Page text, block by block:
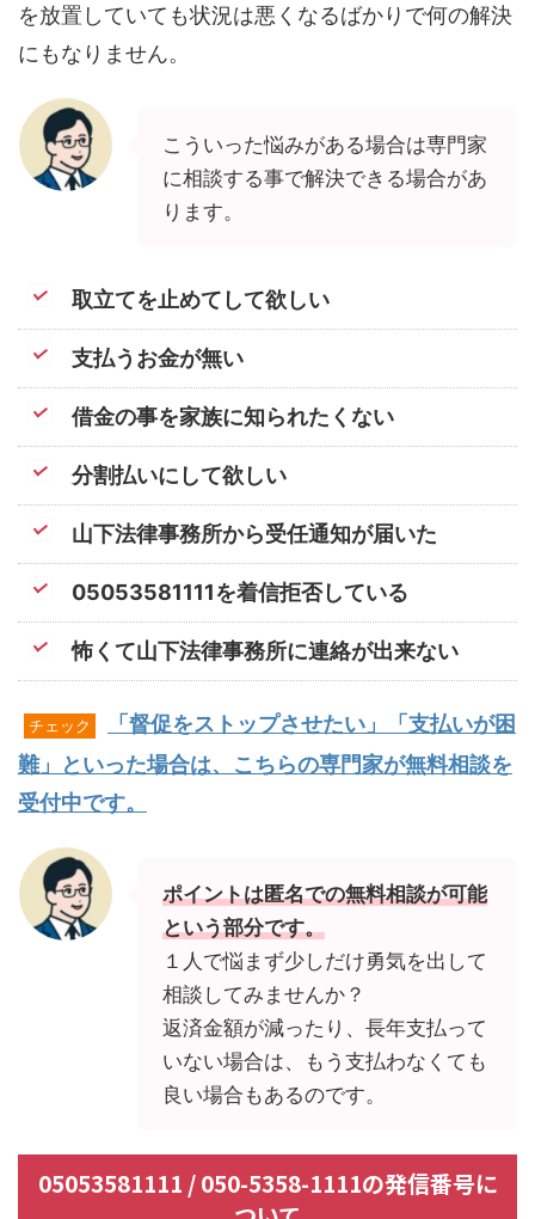
を放置していても状況は悪くなるばかりで何の解決
にもなりません。
こういった悩みがある場合は専門家
に相談する事で解決できる場合があ
ります。
取立てを止めてして欲しい
支払うお金が無い
借金の事を家族に知られたくない
分割払いにして欲しい
山下法律事務所から受任通知が届いた
05053581111を着信拒否している
怖くて山下法律事務所に連絡が出来ない
チェック
「督促をストップさせたい」「支払いが困
難」といった場合は、こちらの専門家が無料相談を
受付中です。
ポイントは匿名での無料相談が可能
という部分です。
１人で悩まず少しだけ勇気を出して
相談してみませんか？
返済金額が減ったり、長年支払って
いない場合は、もう支払わなくても
良い場合もあるのです。
05053581111 / 050-5358-1111の発信番号に